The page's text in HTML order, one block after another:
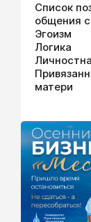
Список
общения
Эгоизм
Логика
матери